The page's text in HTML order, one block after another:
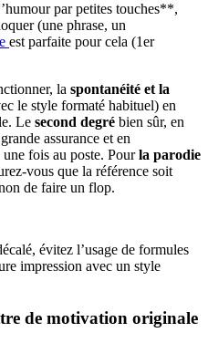
par petites touches**,
(une phrase, un
est parfaite pour cela (1er
la spontanéité et la
le style formaté habituel) en
Le second degré bien sûr, en
assurance et en
une fois au poste. Pourla parodie
vous que la référence soit
de faire un flop.
évitez l’usage de formules
impression avec un style
de motivation originale